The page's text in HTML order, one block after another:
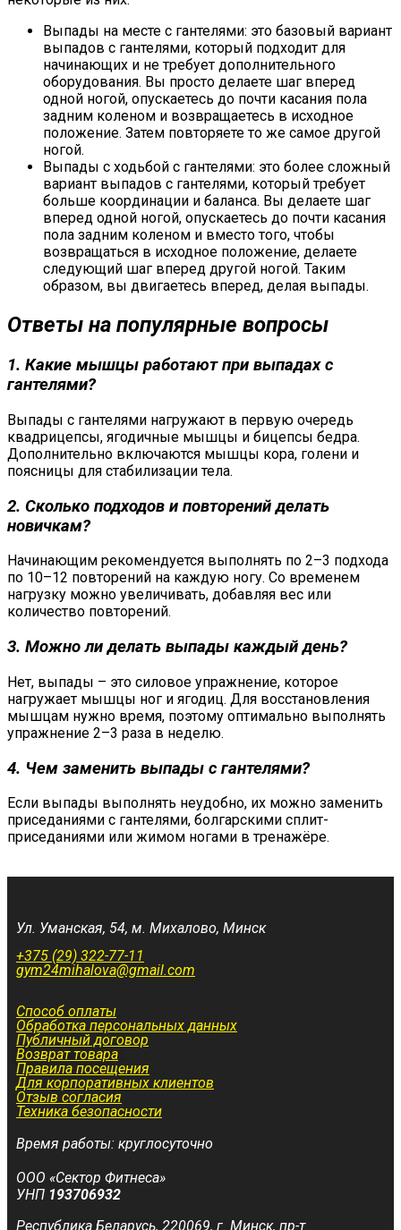
Выпады на месте с гантелями: это базовый вариант
выпадов с гантелями, который подходит для
начинающих и не требует дополнительного
оборудования. Вы просто делаете шаг вперед
одной ногой, опускаетесь до почти касания пола
задним коленом и возвращаетесь в исходное
положение. Затем повторяете то же самое другой
ногой.
Выпады с ходьбой с гантелями: это более сложный
вариант выпадов с гантелями, который требует
больше координации и баланса. Вы делаете шаг
вперед одной ногой, опускаетесь до почти касания
пола задним коленом и вместо того, чтобы
возвращаться в исходное положение, делаете
следующий шаг вперед другой ногой. Таким
образом, вы двигаетесь вперед, делая выпады.
Ответы на популярные вопросы
1. Какие мышцы работают при выпадах с
гантелями?
Выпады с гантелями нагружают в первую очередь
квадрицепсы, ягодичные мышцы и бицепсы бедра.
Дополнительно включаются мышцы кора, голени и
поясницы для стабилизации тела.
2. Сколько подходов и повторений делать
новичкам?
Начинающим рекомендуется выполнять по 2–3 подхода
по 10–12 повторений на каждую ногу. Со временем
нагрузку можно увеличивать, добавляя вес или
количество повторений.
3. Можно ли делать выпады каждый день?
Нет, выпады – это силовое упражнение, которое
нагружает мышцы ног и ягодиц. Для восстановления
мышцам нужно время, поэтому оптимально выполнять
упражнение 2–3 раза в неделю.
4. Чем заменить выпады с гантелями?
Если выпады выполнять неудобно, их можно заменить
приседаниями с гантелями, болгарскими сплит-
приседаниями или жимом ногами в тренажёре.
Ул. Уманская, 54, м. Михалово, Минск
+375 (29) 322-77-11
gym24mihalova@gmail.com
Способ оплаты
Обработка персональных данных
Публичный договор
Возврат товара
Правила посещения
Для корпоративных клиентов
Отзыв согласия
Техника безопасности
Время работы: круглосуточно
ООО «Сектор Фитнеса»
УНП 193706932
Республика Беларусь, 220069, г. Минск, пр-т